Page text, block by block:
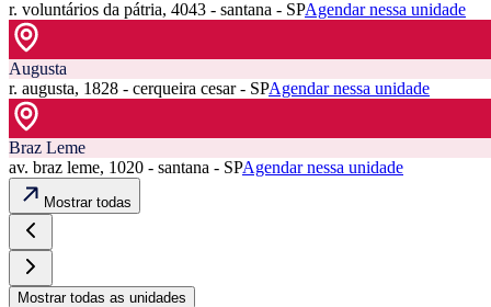
r. voluntários da pátria, 4043 - santana - SPAgendar nessa unidade
Augusta
r. augusta, 1828 - cerqueira cesar - SPAgendar nessa unidade
Braz Leme
av. braz leme, 1020 - santana - SPAgendar nessa unidade
Mostrar todas
Mostrar todas as unidades